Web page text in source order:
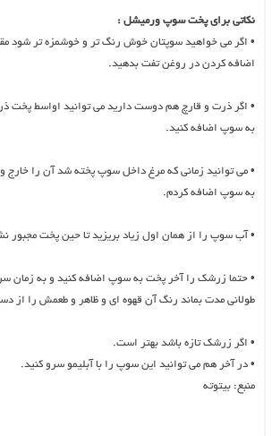
نکاتی برای پخت سوپ ورمیشل :
•اگر می خواهید سوپتان خوش رنگ تر و خوشمزه تر شود
اضافه کردن در روغن تفت بدهید.
•اگر ذرت و قارچ هم دوست دارید می توانید اواسط پخت
به سوپ اضافه کنید.
•می توانید زمانی که مرغ داخل سوپ پخته شد آن را خارج
به سوپ اضافه کردم.
•آب سوپ را از همان اول زیاد بریزید تا حین پخت مجبور
•حتما زرشک را آخر پخت به سوپ اضافه کنید و به زمان
طولانی مدت بماند رنگ آن قهوه ای و ظاهر و طعمش را از
•اگر زرشک تازه باشد بهتر است.
•در آخر هم می توانید این سوپ را با آبلیمو سرو کنید.
منبع: بیتوته